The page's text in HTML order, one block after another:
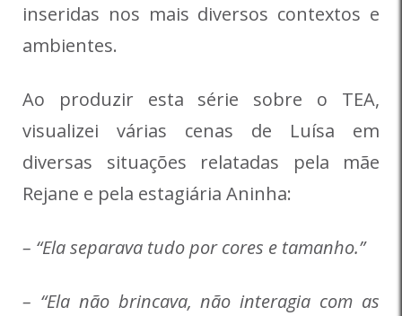
inseridas nos mais diversos contextos e
ambientes.
Ao produzir esta série sobre o TEA,
visualizei várias cenas de Luísa em
diversas situações relatadas pela mãe
Rejane e pela estagiária Aninha:
– “Ela separava tudo por cores e tamanho.”
– “Ela não brincava, não interagia com as